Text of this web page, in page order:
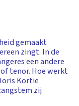
gemaakt
zingt. In de
een andere
tenor. Hoe werkt
Kortie
zij